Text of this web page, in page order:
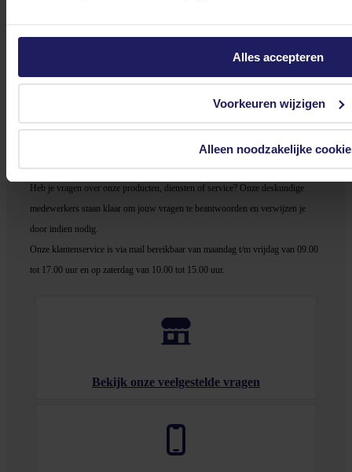
Alles accepteren
Voorkeuren wijzigen
Alleen noodzakelijke
Overige specificaties
videoformaten
H.264,ProRes,AV1,HEVC,ProRes
RAW
Stel jouw vragen aan onze klantenservice!
Heb je vragen over onze producten, diensten of service? Onze deskundige
medewerkers staan klaar om jouw vragen te beantwoorden en verwijzen je
door indien nodig.
Onze klantenservice is via mail bereikbaar van maandag t/m vrijdag van 09.00
tot 17.00 uur en op zaterdag van 10.00 tot 15.00 uur.
Bekijk onze veelgestelde vragen